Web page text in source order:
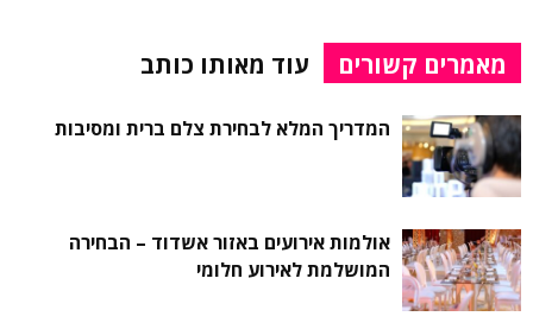
מאמרים קשורים עוד מאותו כותב
המדריך המלא לבחירת צלם ברית ומסיבות
אולמות אירועים באזור אשדוד – הבחירה
המושלמת לאירוע חלומי